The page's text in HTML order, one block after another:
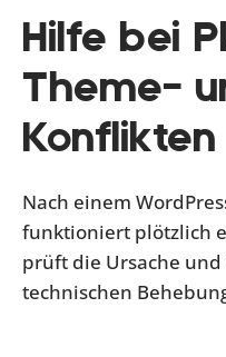
Hilfe bei
Theme-
Konflikten
Nach einem
funktioniert plötzlich
prüft die Ursache
technischen